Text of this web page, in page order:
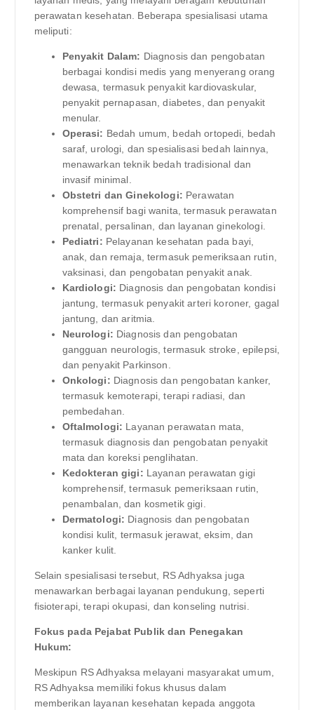
perawatan kesehatan. Beberapa spesialisasi utama
meliputi:
Penyakit Dalam: Diagnosis dan pengobatan
berbagai kondisi medis yang menyerang orang
dewasa, termasuk penyakit kardiovaskular,
penyakit pernapasan, diabetes, dan penyakit
menular.
Operasi: Bedah umum, bedah ortopedi, bedah
saraf, urologi, dan spesialisasi bedah lainnya,
menawarkan teknik bedah tradisional dan
invasif minimal.
Obstetri dan Ginekologi: Perawatan
komprehensif bagi wanita, termasuk perawatan
prenatal, persalinan, dan layanan ginekologi.
Pediatri: Pelayanan kesehatan pada bayi,
anak, dan remaja, termasuk pemeriksaan rutin,
vaksinasi, dan pengobatan penyakit anak.
Kardiologi: Diagnosis dan pengobatan kondisi
jantung, termasuk penyakit arteri koroner, gagal
jantung, dan aritmia.
Neurologi: Diagnosis dan pengobatan
gangguan neurologis, termasuk stroke, epilepsi,
dan penyakit Parkinson.
Onkologi: Diagnosis dan pengobatan kanker,
termasuk kemoterapi, terapi radiasi, dan
pembedahan.
Oftalmologi: Layanan perawatan mata,
termasuk diagnosis dan pengobatan penyakit
mata dan koreksi penglihatan.
Kedokteran gigi: Layanan perawatan gigi
komprehensif, termasuk pemeriksaan rutin,
penambalan, dan kosmetik gigi.
Dermatologi: Diagnosis dan pengobatan
kondisi kulit, termasuk jerawat, eksim, dan
kanker kulit.
Selain spesialisasi tersebut, RS Adhyaksa juga
menawarkan berbagai layanan pendukung, seperti
fisioterapi, terapi okupasi, dan konseling nutrisi.
Fokus pada Pejabat Publik dan Penegakan
Hukum:
Meskipun RS Adhyaksa melayani masyarakat umum,
RS Adhyaksa memiliki fokus khusus dalam
memberikan layanan kesehatan kepada anggota